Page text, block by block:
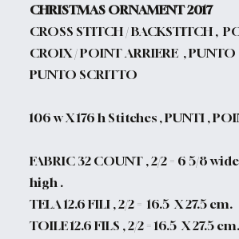
CHRISTMAS ORNAMENT 2017
CROSS STITCH / BACKSTITCH ,
CROIX / POINT ARRIERE , PUNTO
PUNTO SCRITTO
106 w X 176 h Stitches , PUNTI ,
FABRIC 32 COUNT , 2/2 = 6 5/8
high .
TELA 12.6 FILI , 2/2 =16.5 X 27.5 cm.
TOILE 12.6 FILS , 2/2 = 16.5 X 27.5 cm.